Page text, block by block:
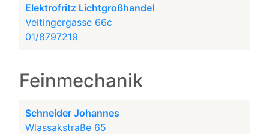
Elektrofritz Lichtgroßhandel
Veitingergasse 66c
01/8797219
Feinmechanik
Schneider Johannes
Wlassakstraße 65